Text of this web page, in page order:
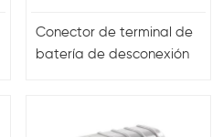
Conector de terminal de
batería de desconexión